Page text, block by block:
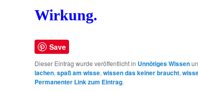
Wirkung.
Save
Dieser Eintrag wurde veröffentlicht in Unnötiges Wissen
lachen,spaß am wisse,wissen das keiner braucht,
Permanenter Link zum Eintrag.